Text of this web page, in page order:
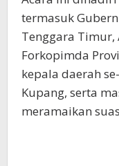
termasuk
Tenggara Timur,
Forkopimda
kepala daerah
Kupang, serta
meramaikan